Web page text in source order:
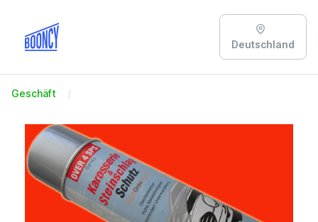
Deutschland
Geschäft